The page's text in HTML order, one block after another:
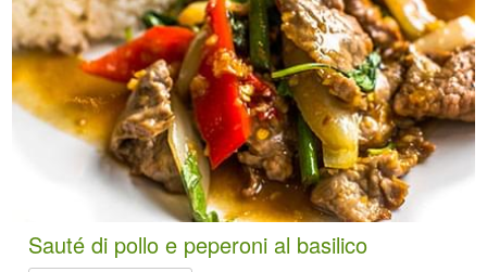
Sauté di pollo e peperoni al basilico